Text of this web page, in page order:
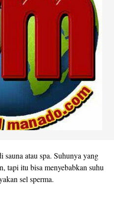
sauna atau spa. Suhunya yang
tapi itu bisa menyebabkan suhu
sel sperma.